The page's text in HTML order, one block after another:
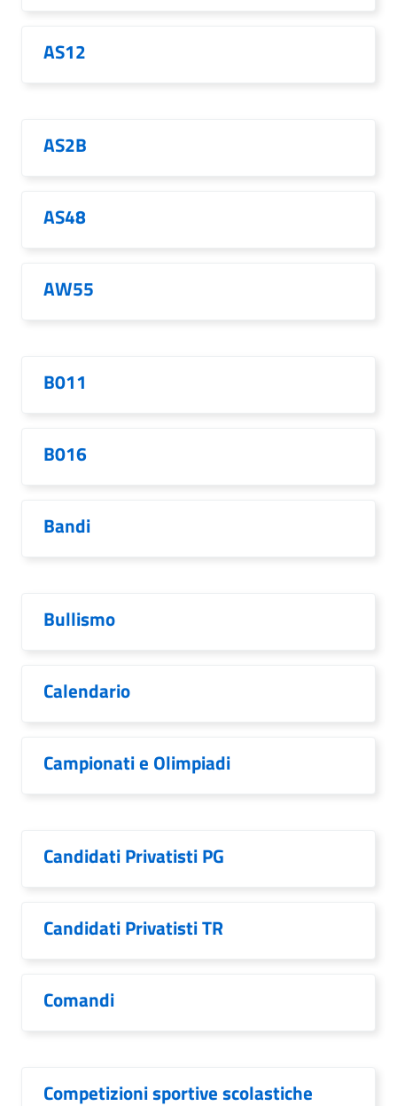
AS12
AS2B
AS48
AW55
B011
B016
Bandi
Bullismo
Calendario
Campionati e Olimpiadi
Candidati Privatisti PG
Candidati Privatisti TR
Comandi
Competizioni sportive scolastiche